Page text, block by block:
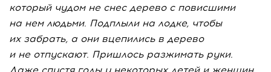
который чудом не снес дерево с повисшими
на нем людьми. Подплыли на лодке, чтобы
их забрать, а они вцепились в дерево
и не отпускают. Пришлось разжимать руки.